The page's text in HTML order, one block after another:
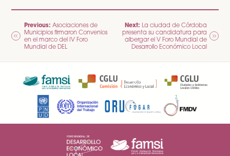
NAVEGACIÓN
DE
Previous: Asociaciones de
Municipios firmaron Convenios
en el marco del IV Foro
Mundial de DEL
Next: La ciudad de Córdoba
presenta su candidatura para
albergar el V Foro Mundial de
Desarrollo Económico Local